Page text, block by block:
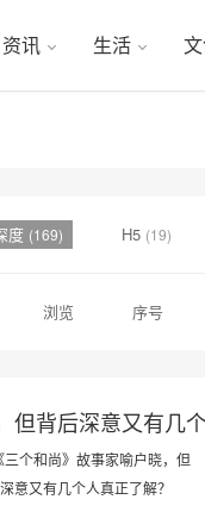
资讯 生活
度 (169) H5 (19)
浏览 序号
但背后深意又有几